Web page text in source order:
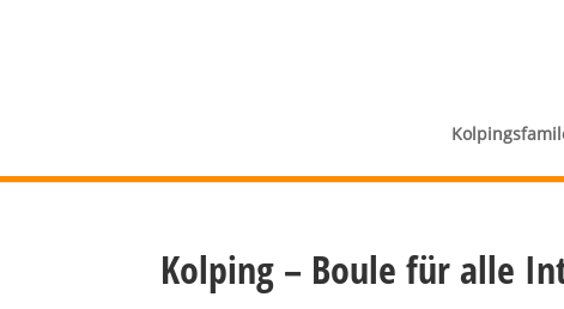
Kolping – Boule für alle